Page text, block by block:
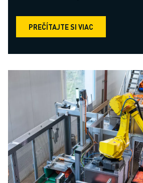
PREČÍTAJTE SI VIAC